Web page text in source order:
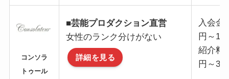
コンソラ
トゥール
■芸能プロダクション直営
女性のランク分けがない
詳細を見る
入会金
円～10
紹介料
円～3